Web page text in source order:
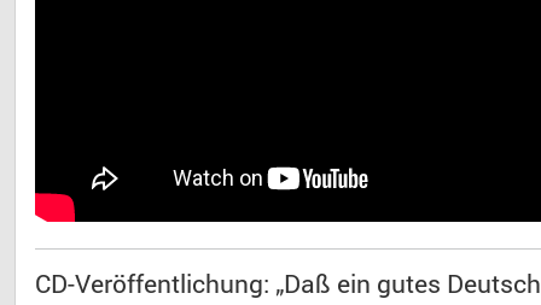
CD-Veröffentlichung: „Daß ein gutes